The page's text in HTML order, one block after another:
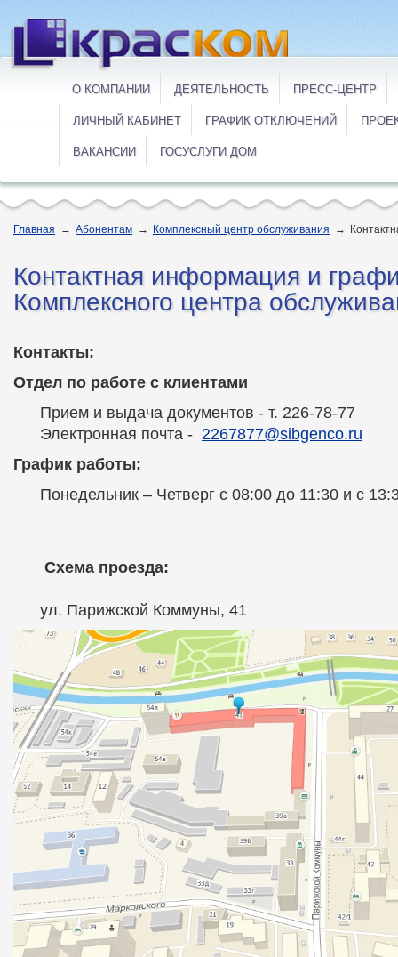
О КОМПАНИИ ДЕЯТЕЛЬНОСТЬ ПРЕСС-ЦЕНТР
ЛИЧНЫЙ КАБИНЕТ ГРАФИК ОТКЛЮЧЕНИЙ
ВАКАНСИИ ГОСУСЛУГИ ДОМ
Главная → Абонентам → Комплексный центр обслуживания →
Контактная информация и
Комплексного центра
Контакты:
Отдел по работе с клиентами
Прием и выдача документов - т. 226-78-77
Электронная почта - 2267877@sibgenco.ru
График работы:
Понедельник – Четверг с 08:00 до 11:30 и с
Схема проезда:
ул. Парижской Коммуны, 41